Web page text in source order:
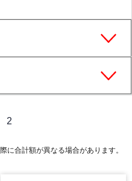
2
に合計額が異なる場合があります。